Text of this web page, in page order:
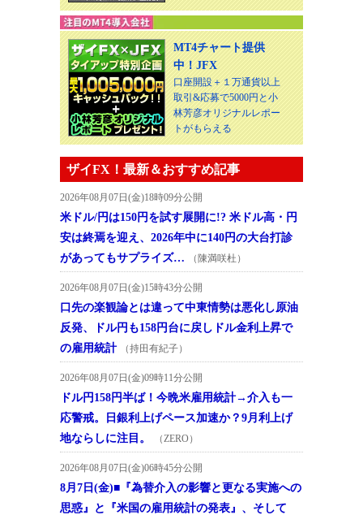
MT4チャート提供
中！JFX
口座開設＋１万通貨以上
取引&応募で5000円と小
林芳彦オリジナルレポー
トがもらえる
ザイFX！最新＆おすすめ記事
2026年08月07日(金)18時09分公開
米ドル/円は150円を試す展開に!? 米ドル高・円
安は終焉を迎え、2026年中に140円の大台打診
があってもサプライズ…
（陳満咲杜）
2026年08月07日(金)15時43分公開
口先の楽観論とは違って中東情勢は悪化し原油
反発、ドル円も158円台に戻しドル金利上昇で
の雇用統計
（持田有紀子）
2026年08月07日(金)09時11分公開
ドル円158円半ば！今晩米雇用統計→介入も一
応警戒。日銀利上げペース加速か？9月利上げ
地ならしに注目。
（ZERO）
2026年08月07日(金)06時45分公開
8月7日(金)■『為替介入の影響と更なる実施への
思惑』と『米国の雇用統計の発表』、そして